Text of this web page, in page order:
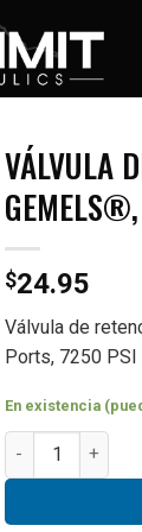
VÁLVULA
$24.95
Válvula de
Ports, 7250 PSI
En existencia
Gemels®